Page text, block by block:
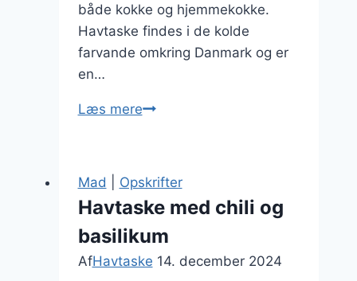
både kokke og hjemmekokke.
Havtaske findes i de kolde
farvande omkring Danmark og er
en…
Læs mereHavtaske
Mad Opskrifter
Havtaske med chili og
basilikum
AfHavtaske 14. december 2024